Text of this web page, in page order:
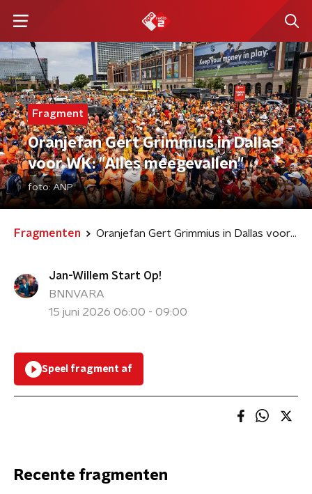
Fragment
Oranjefan Gert Grimmius in Dallas
voor WK: "Alles meegevallen"
foto:ANP
Fragmenten Oranjefan Gert Grimmius in Dallas voor WK: "Alles meegevallen"
Jan-Willem Start Op!
BNNVARA
15 juni 2026 06:00 - 09:00
Speel fragment af
Recente fragmenten